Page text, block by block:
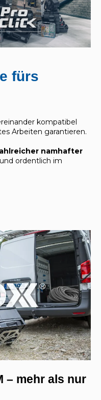
fürs
kompatibel
Arbeiten garantieren.
namhafter
ordentlich im
– mehr als nur